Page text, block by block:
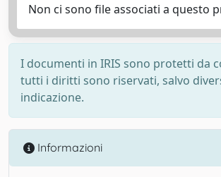
Non ci sono file associati a questo
I documenti in IRIS sono protetti da
tutti i diritti sono riservati, salvo
indicazione.
Informazioni